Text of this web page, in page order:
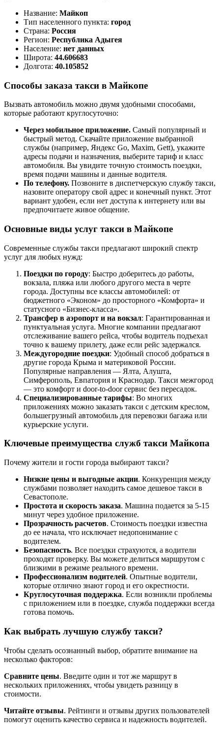
Название: Майкоп
Тип населенного пункта: город
Страна: Россия
Регион: Республика Адыгея
Население: нет данных
Широта: 44.606683
Долгота: 40.105852
Способы заказа такси в Майкопе
Вызвать автомобиль можно двумя удобными способами,
которые работают круглосуточно:
Через мобильное приложение. Самый популярный и
быстрый метод. Скачайте приложение выбранной
службы (например, Яндекс Go, Maxim, Gett), укажите
адресы подачи и назначения, выберите тариф и класс
автомобиля. Вы увидите точную стоимость поездки,
время подачи машины и данные водителя.
По телефону. Позвоните в диспетчерскую службу такси,
назовите оператору свой адрес и конечный пункт. Этот
вариант удобен, если нет доступа к интернету или вы
предпочитаете живое общение.
Основные виды услуг такси в Майкопе
Современные службы такси предлагают широкий спектр
услуг для любых нужд:
Поездки по городу: Быстро доберитесь до работы,
вокзала, пляжа или любого другого места в черте
города. Доступны все классы автомобилей: от
бюджетного «Эконом» до просторного «Комфорта» и
статусного «Бизнес-класса».
Трансфер в аэропорт и на вокзал: Гарантированная и
пунктуальная услуга. Многие компании предлагают
отслеживание вашего рейса, чтобы водитель подъехал
точно к вашему прилету, даже если рейс задержался.
Междугородние поездки: Удобный способ добраться в
другие города Крыма и материковой России.
Популярные направления — Ялта, Алушта,
Симферополь, Евпатория и Краснодар. Такси межгород
— это комфорт и door-to-door сервис без пересадок.
Специализированные тарифы: Во многих
приложениях можно заказать такси с детским креслом,
большегрузный автомобиль для перевозки багажа или
курьерские услуги.
Ключевые преимущества служб такси Майкопа
Почему жители и гости города выбирают такси?
Низкие цены и выгодные акции. Конкуренция между
службами позволяет находить самое дешевое такси в
Севастополе.
Простота и скорость заказа. Машина подается за 5-15
минут через удобное приложение.
Прозрачность расчетов. Стоимость поездки известна
до ее начала, что исключает недопонимание с
водителем.
Безопасность. Все поездки страхуются, а водители
проходят проверку. Вы можете делиться маршрутом с
близкими в режиме реального времени.
Профессионализм водителей. Опытные водители,
которые отлично знают город и его окрестности.
Круглосуточная поддержка. Если возникли проблемы
с приложением или в поездке, служба поддержки всегда
готова помочь.
Как выбрать лучшую службу такси?
Чтобы сделать осознанный выбор, обратите внимание на
несколько факторов:
Сравните цены. Введите один и тот же маршрут в
нескольких приложениях, чтобы увидеть разницу в
стоимости.
Читайте отзывы. Рейтинги и отзывы других пользователей
помогут оценить качество сервиса и надежность водителей.